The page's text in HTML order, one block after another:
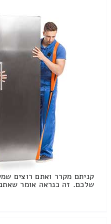
קניתם מקרר ואתם רוצים
שלכם. זה כנראה אומר